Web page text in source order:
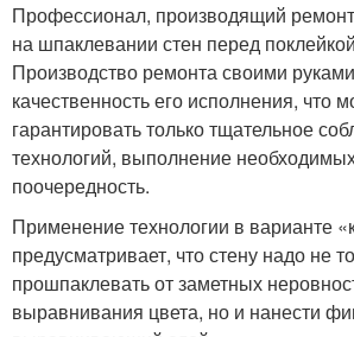
Профессионал, производящий
на шпаклевании стен перед
Производство ремонта своими
качественность его исполнения, что
гарантировать только тщательное
технологий, выполнение
поочередность.
Применение технологии в варианте
предусматривает, что стену надо не
прошпаклевать от заметных
выравнивания цвета, но и нанести